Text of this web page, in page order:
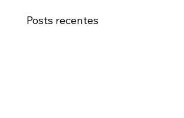
Posts recentes